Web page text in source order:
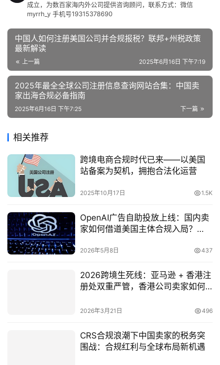
成立，为数百家海内外公司提供咨询顾问，联系方式：微信
myrrh_y 手机号19315378690
中国人如何注册美国公司并合规报税？联邦+州税政策
最新解读
上一篇 2025年6月16日 下午7:19
2025年最全全球公司注册信息查询网站合集：中国卖
家出海合规必备指南
下一篇
2025年6月16日 下午7:25
相关推荐
跨境电商合规时代已来——以美国
站备案为契机，拥抱合法化运营
2025年10月17日 1.5K
OpenAI广告自助投放上线：国内卖
家如何借道美国主体合规入局？
2026年5月8日 437
2026跨境生死线：亚马逊 + 香港注
册处双重严管，香港公司卖家如何
2026年3月21日 496
CRS合规浪潮下中国卖家的税务突
围战：合规红利与全球布局新机遇